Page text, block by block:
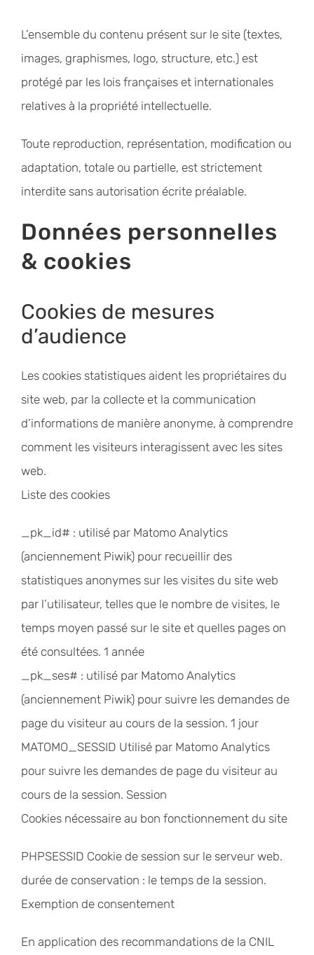
L’ensemble du contenu présent sur le site (textes,
images, graphismes, logo, structure, etc.) est
protégé par les lois françaises et internationales
relatives à la propriété intellectuelle.
Toute reproduction, représentation, modification ou
adaptation, totale ou partielle, est strictement
interdite sans autorisation écrite préalable.
Données personnelles
& cookies
Cookies de mesures
d’audience
Les cookies statistiques aident les propriétaires du
site web, par la collecte et la communication
d’informations de manière anonyme, à comprendre
comment les visiteurs interagissent avec les sites
web.
Liste des cookies
_pk_id# : utilisé par Matomo Analytics
(anciennement Piwik) pour recueillir des
statistiques anonymes sur les visites du site web
par l’utilisateur, telles que le nombre de visites, le
temps moyen passé sur le site et quelles pages on
été consultées. 1 année
_pk_ses# : utilisé par Matomo Analytics
(anciennement Piwik) pour suivre les demandes de
page du visiteur au cours de la session. 1 jour
MATOMO_SESSID Utilisé par Matomo Analytics
pour suivre les demandes de page du visiteur au
cours de la session. Session
Cookies nécessaire au bon fonctionnement du site
PHPSESSID Cookie de session sur le serveur web.
durée de conservation : le temps de la session.
Exemption de consentement
En application des recommandations de la CNIL